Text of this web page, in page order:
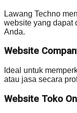
Lawang Techno
website yang dapat
Anda.
Website
Ideal untuk
atau jasa secara
Website Toko